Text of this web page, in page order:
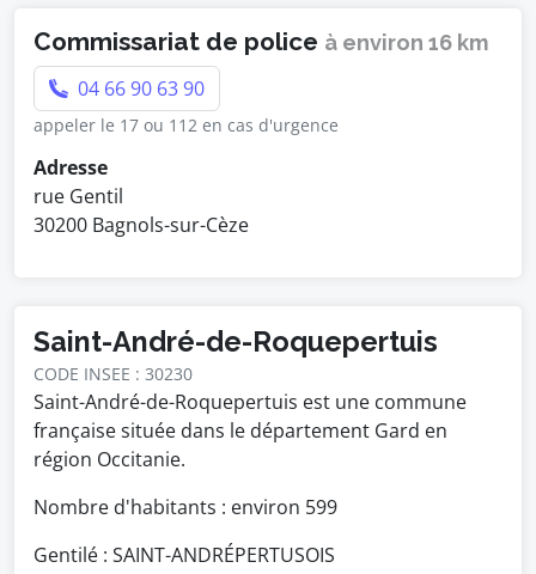
Commissariat de police à environ 16 km
04 66 90 63 90
appeler le 17 ou 112 en cas d'urgence
Adresse
rue Gentil
30200 Bagnols-sur-Cèze
Saint-André-de-Roquepertuis
CODE INSEE : 30230
Saint-André-de-Roquepertuis est une commune
française située dans le département Gard en
région Occitanie.
Nombre d'habitants : environ 599
Gentilé : SAINT-ANDRÉPERTUSOIS